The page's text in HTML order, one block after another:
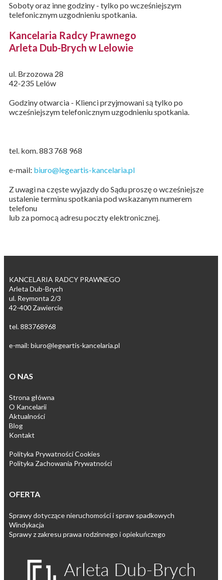
Soboty oraz inne godziny - tylko po wcześniejszym
telefonicznym uzgodnieniu spotkania.
Kancelaria Radcy Prawnego
Arleta Dub-Brych w Lelowie
ul. Brzozowa 28
42-235 Lelów
Godziny otwarcia - Klienci przyjmowani są tylko po
wcześniejszym telefonicznym uzgodnieniu spotkania.
tel. kom. 883 768 968
e-mail: biuro@legeartis-kancelaria.pl
Z uwagi na częste wyjazdy do Sądu proszę o wcześniejsze
ustalenie terminu spotkania pod wskazanym numerem
telefonu
lub za pomocą adresu poczty elektronicznej.
KANCELARIA RADCY PRAWNEGO
Arleta Dub-Brych
ul. Reymonta 2/3
42-400 Zawiercie
tel. 883768968
e-mail: biuro@legeartis-kancelaria.pl
O NAS
Strona główna
O Kancelarii
Aktualności
Blog
Kontakt
Polityka Prywatności Cookies
Polityka Zachowania Prywatności
OFERTA
Sprawy dotyczące nieruchomości i spraw spadkowych
Windykacja
Sprawy z zakresu prawa rodzinnego i opiekuńczego